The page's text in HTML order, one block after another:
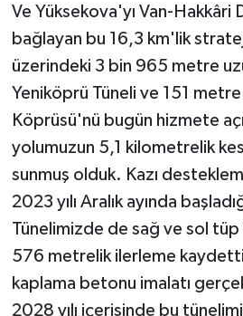
Ve Yüksekova'yı Van-Hakkâri
bağlayan bu 16,3 km'lik
üzerindeki 3 bin 965 metre
Yeniköprü Tüneli ve 151 metre
Köprüsü'nü bugün hizmete
yolumuzun 5,1 kilometrelik
sunmuş olduk. Kazı
2023 yılı Aralık ayında
Tünelimizde de sağ ve sol tüp
576 metrelik ilerleme
kaplama betonu imalatı
2028 yılı içerisinde bu